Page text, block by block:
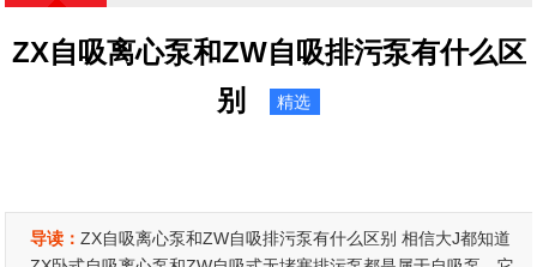
ZX自吸离心泵和ZW自吸排污泵有什么区
别
精选
导读：ZX自吸离心泵和ZW自吸排污泵有什么区别 相信大J都知道